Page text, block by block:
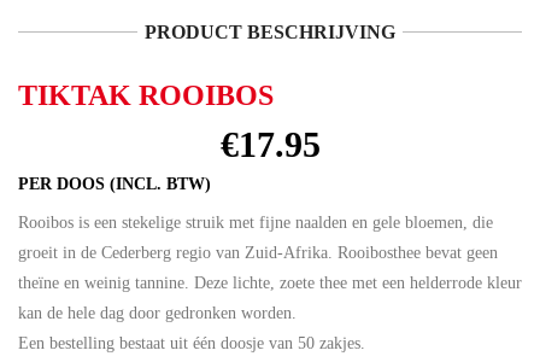
PRODUCT BESCHRIJVING
TIKTAK ROOIBOS
€17.95
PER DOOS (INCL. BTW)
Rooibos is een stekelige struik met fijne naalden en gele bloemen, die
groeit in de Cederberg regio van Zuid-Afrika. Rooibosthee bevat geen
theïne en weinig tannine. Deze lichte, zoete thee met een helderrode kleur
kan de hele dag door gedronken worden.
Een bestelling bestaat uit één doosje van 50 zakjes.